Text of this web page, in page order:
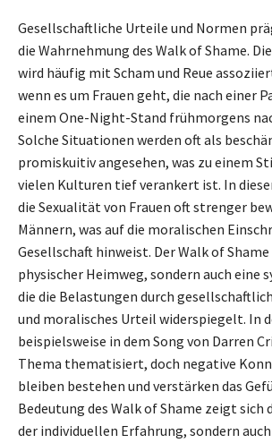
Gesellschaftliche Urteile und Normen
die Wahrnehmung des Walk of Shame.
wird häufig mit Scham und Reue
wenn es um Frauen geht, die nach einer
einem One-Night-Stand frühmorgens
Solche Situationen werden oft als
promiskuitiv angesehen, was zu einem
vielen Kulturen tief verankert ist. In
die Sexualität von Frauen oft strenger
Männern, was auf die moralischen
Gesellschaft hinweist. Der Walk of
physischer Heimweg, sondern auch eine
die die Belastungen durch
und moralisches Urteil widerspiegelt. In
beispielsweise in dem Song von Darren
Thema thematisiert, doch negative
bleiben bestehen und verstärken das
Bedeutung des Walk of Shame zeigt sich
der individuellen Erfahrung, sondern